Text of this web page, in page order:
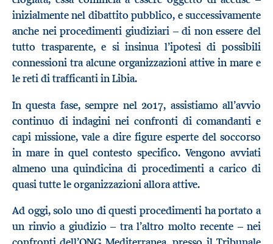
inizialmente nel dibattito pubblico, e successivamente
anche nei procedimenti giudiziari – di non essere del
tutto trasparente, e si insinua l’ipotesi di possibili
connessioni tra alcune organizzazioni attive in mare e
le reti di trafficanti in Libia.
In questa fase, sempre nel 2017, assistiamo all’avvio
continuo di indagini nei confronti di comandanti e
capi missione, vale a dire figure esperte del soccorso
in mare in quel contesto specifico. Vengono avviati
almeno una quindicina di procedimenti a carico di
quasi tutte le organizzazioni allora attive.
Ad oggi, solo uno di questi procedimenti ha portato a
un rinvio a giudizio – tra l’altro molto recente – nei